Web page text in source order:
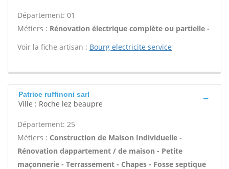
Département: 01
Métiers : Rénovation électrique complète ou partielle -
Voir la fiche artisan : Bourg electricite service
Patrice ruffinoni sarl
Ville : Roche lez beaupre
Département: 25
Métiers : Construction de Maison Individuelle -
Rénovation dappartement / de maison - Petite
maçonnerie - Terrassement - Chapes - Fosse septique